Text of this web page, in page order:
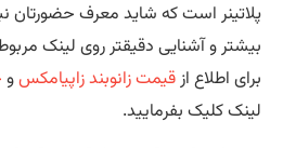
است که شاید معرف حضورتان
و آشنایی دقیقتر روی لینک مربوطه
اطلاع ازقیمت زانوبند زاپیامکسوخرید
کلیک بفرمایید.